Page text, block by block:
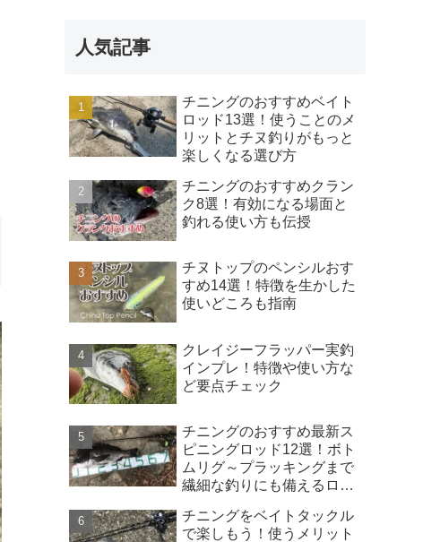
人気記事
チニングのおすすめベイト
ロッド13選！使うことのメ
リットとチヌ釣りがもっと
楽しくなる選び方
チニングのおすすめクラン
ク8選！有効になる場面と
釣れる使い方も伝授
チヌトップのペンシルおす
すめ14選！特徴を生かした
使いどころも指南
クレイジーフラッパー実釣
インプレ！特徴や使い方な
ど要点チェック
チニングのおすすめ最新ス
ピニングロッド12選！ボト
ムリグ～プラッキングまで
繊細な釣りにも備えるロッ
チニングをベイトタックル
で楽しもう！使うメリット